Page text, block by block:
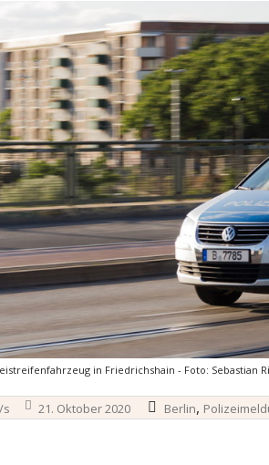
in Friedrichshain - Foto: Sebastian
s 21. Oktober 2020 Berlin,